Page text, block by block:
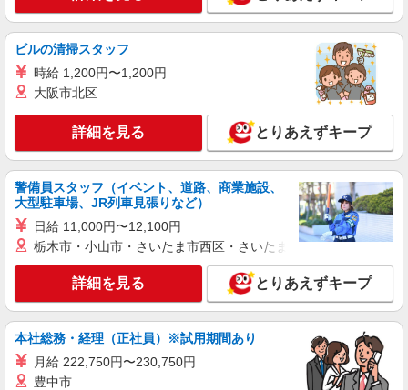
ビルの清掃スタッフ
時給 1,200円〜1,200円
大阪市北区
詳細を見る とりあえずキープ
警備員スタッフ（イベント、道路、商業施設、
大型駐車場、JR列車見張りなど）
日給 11,000円〜12,100円
栃木市・小山市・さいたま市西区・さいたま市岩槻区・久喜市・
詳細を見る とりあえずキープ
本社総務・経理（正社員）※試用期間あり
月給 222,750円〜230,750円
豊中市